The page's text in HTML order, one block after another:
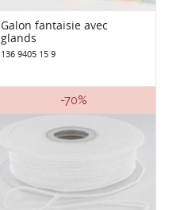
Galon fantaisie avec
glands
136 9405 15 9
-70%